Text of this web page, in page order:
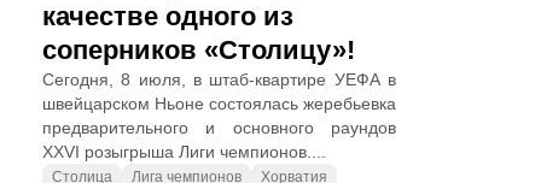
качестве одного из
соперников «Столицу»!
Сегодня, 8 июля, в штаб-квартире УЕФА в
швейцарском Ньоне состоялась жеребьевка
предварительного и основного раундов
XXVI розыгрыша Лиги чемпионов....
Столица Лига чемпионов
Хорватия